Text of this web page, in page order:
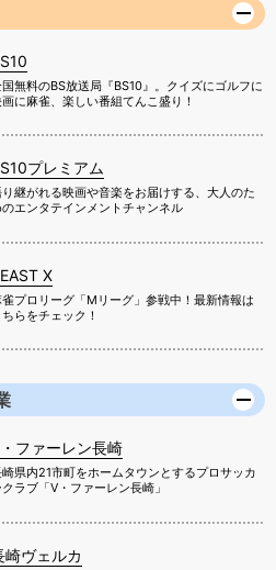
無料のBS放送局『BS10』。クイズにゴルフに
に麻雀、楽しい番組てんこ盛り！
プレミアム
り継がれる映画や音楽をお届けする、大人のた
のエンタテインメントチャンネル
X
雀プロリーグ「Mリーグ」参戦中！最新情報は
ちらをチェック！
ファーレン長崎
崎県内21市町をホームタウンとするプロサッカ
クラブ「V・ファーレン長崎」
崎ヴェルカ